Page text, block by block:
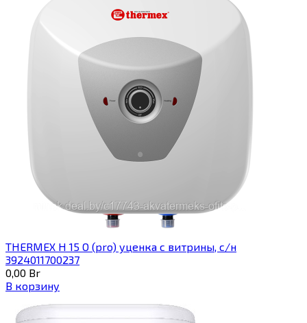
THERMEX H 15 O (pro) уценка с витрины, с/н
3924011700237
0,00 Br
В корзину